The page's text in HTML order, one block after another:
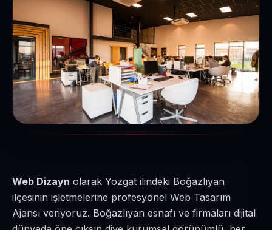
Web Dizayn olarak Yozgat ilindeki Boğazlıyan
ilçesinin işletmelerine profesyonel Web Tasarım
Ajansı veriyoruz. Boğazlıyan esnafı ve firmaları dijital